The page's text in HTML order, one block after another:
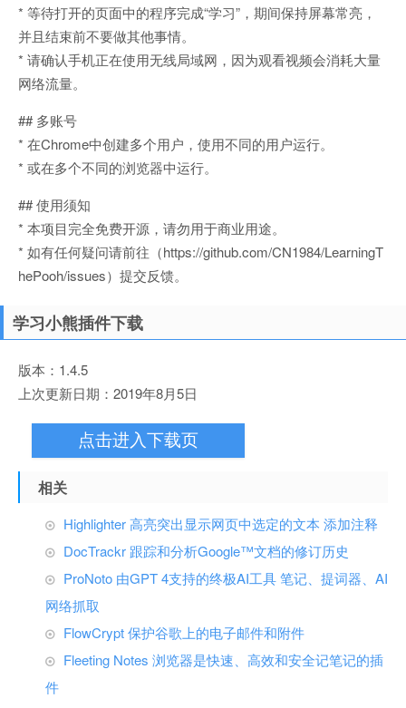
* 等待打开的页面中的程序完成“学习”，期间保持屏幕常亮，
并且结束前不要做其他事情。
* 请确认手机正在使用无线局域网，因为观看视频会消耗大量
网络流量。
## 多账号
* 在Chrome中创建多个用户，使用不同的用户运行。
* 或在多个不同的浏览器中运行。
## 使用须知
* 本项目完全免费开源，请勿用于商业用途。
* 如有任何疑问请前往（https://github.com/CN1984/LearningT
hePooh/issues）提交反馈。
学习小熊插件下载
版本：1.4.5
上次更新日期：2019年8月5日
点击进入下载页
相关
Highlighter 高亮突出显示网页中选定的文本 添加注释
DocTrackr 跟踪和分析Google™文档的修订历史
ProNoto 由GPT 4支持的终极AI工具 笔记、提词器、AI
网络抓取
FlowCrypt 保护谷歌上的电子邮件和附件
Fleeting Notes 浏览器是快速、高效和安全记笔记的插
件